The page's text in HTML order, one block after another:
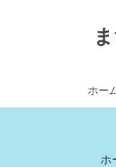
ホー
ホ